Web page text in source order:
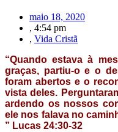
maio 18, 2020
, 4:54 pm
, Vida Cristã
“Quando estava à
graças, partiu-o e o
foram abertos e o
vista deles.
ardendo os nossos
ele nos falava no
” Lucas 24:30-32